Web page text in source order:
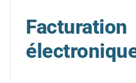
Facturation